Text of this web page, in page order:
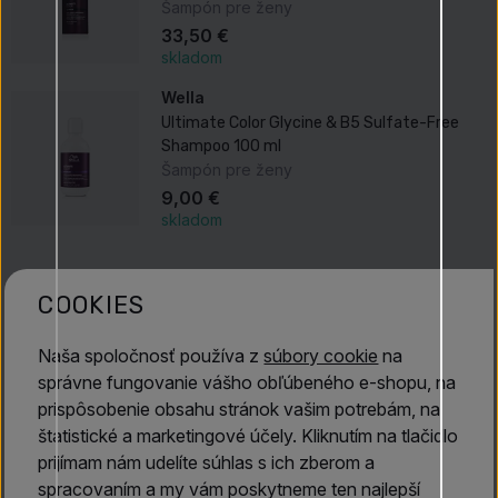
Popis produktu
Mask 95 mlje intenzívnabezoplachová maska na
farbené vlasy , ktorá vlasovému vláknu poskytuje hĺbkovú
hydratáciu, výživu a ochranu. Zloženie sglycínom a
provitamínom B5pomáha chrániť intenzitu farby,
uhladzuje vlasy a zanecháva ichhebké, lesklé a ľahko
Šampón pre ženy
33,50 €
skladom
Wella
Ultimate Color Glycine & B5 Sulfate-Free
Shampoo 100 ml
Šampón pre ženy
9,00 €
skladom
COOKIES
Naša spoločnosť používa zsúbory cookie na
správne fungovanie vášho obľúbeného e-shopu, na
prispôsobenie obsahu stránok vašim potrebám, na
štatistické a marketingové účely. Kliknutím na tlačidlo
prijímam nám udelíte súhlas s ich zberom a
spracovaním a my vám poskytneme ten najlepší